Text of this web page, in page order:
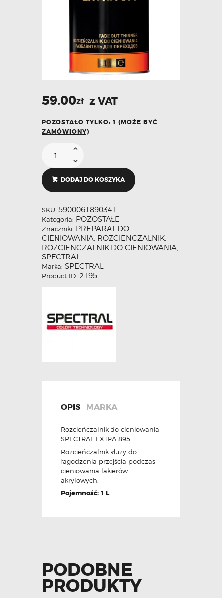
59.00zł z VAT
POZOSTAŁO TYLKO: 1 (MOŻE BYĆ
ZAMÓWIONY)
DODAJ DO KOSZYKA
SKU: 5900061890341
Kategoria: POZOSTAŁE
Znaczniki: PREPARAT DO
CIENIOWANIA, ROZCIENCZALNIK,
ROZCIENCZALNIK DO CIENIOWANIA,
SPECTRAL
Marka: SPECTRAL
Product ID: 2195
OPIS MARKA
Rozcieńczalnik do cieniowania
SPECTRAL EXTRA 895.
Rozcieńczalnik służy do
łagodzenia przejścia podczas
cieniowania lakierów
akrylowych.
Pojemność: 1 L
PODOBNE
PRODUKTY